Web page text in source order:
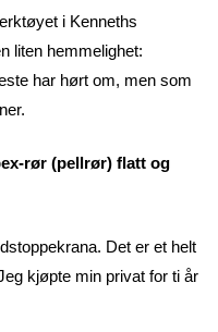
i Kenneths
liten hemmelighet:
har hørt om, men som
rør (pellrør) flatt og
Det er et helt
kjøpte min privat for ti år